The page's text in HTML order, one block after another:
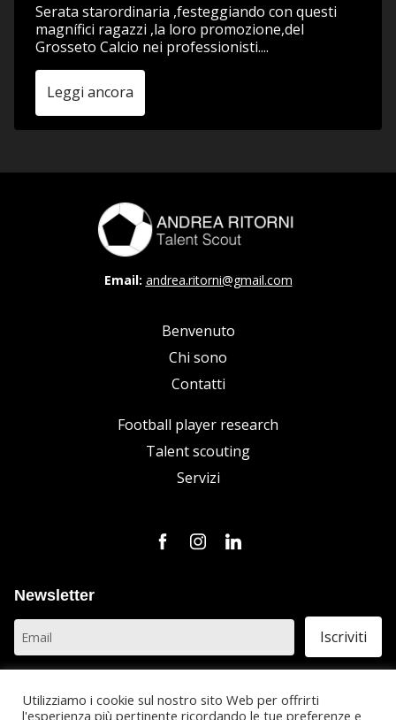
Serata starordinaria ,festeggiando con questi
magnífici ragazzi ,la loro promozione,del
Grosseto Calcio nei professionisti....
Leggi ancora
Email: andrea.ritorni@gmail.com
Benvenuto
Chi sono
Contatti
Football player research
Talent scouting
Servizi
Newsletter
Utilizziamo i cookie sul nostro sito Web per offrirti
l'esperienza più pertinente ricordando le tue preferenze e